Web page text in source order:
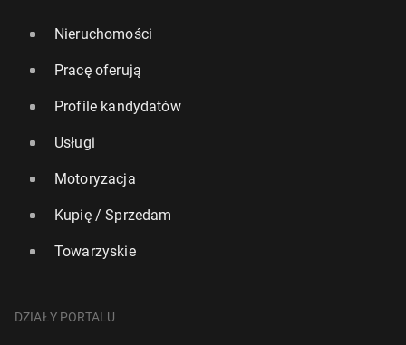
Nieruchomości
Pracę oferują
Profile kandydatów
Usługi
Motoryzacja
Kupię / Sprzedam
Towarzyskie
DZIAŁY PORTALU